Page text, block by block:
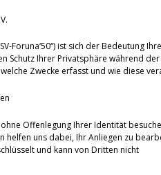
Foruna‘50“) ist sich der Bedeutung
Ihrer Privatsphäre während
Zwecke erfasst und wie diese
Offenlegung Ihrer Identität
uns dabei, Ihr Anliegen zu
und kann von Dritten nicht